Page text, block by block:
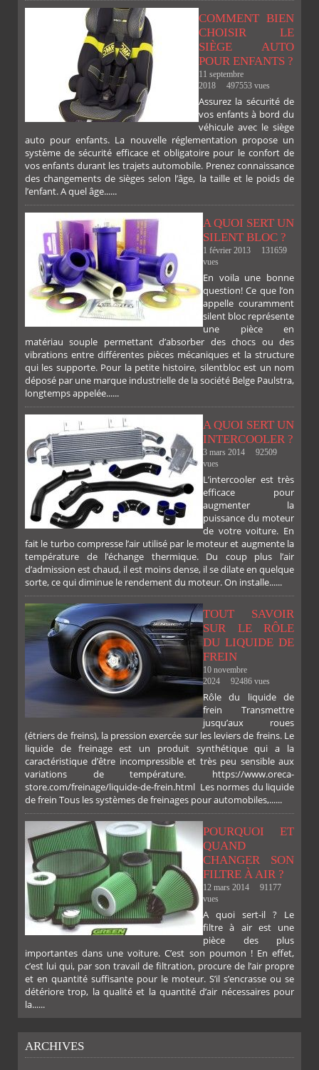
FACEBOOKTWITTERGOOGLEPINTEREST
PLUS
COMMENT BIEN
CHOISIR LE
SIÈGE AUTO
POUR ENFANTS ?
11 septembre
2018
497553 vues
Assurez la sécurité de
vos enfants à bord du
véhicule avec le siège
auto pour enfants. La nouvelle réglementation propose un
système de sécurité efficace et obligatoire pour le confort de
vos enfants durant les trajets automobile. Prenez connaissance
des changements de sièges selon l’âge, la taille et le poids de
l’enfant. A quel âge......
A QUOI SERT UN
SILENT BLOC ?
1 février 2013
131659
vues
En voila une bonne
question! Ce que l’on
appelle couramment
silent bloc représente
une pièce en
matériau souple permettant d’absorber des chocs ou des
vibrations entre différentes pièces mécaniques et la structure
qui les supporte. Pour la petite histoire, silentbloc est un nom
déposé par une marque industrielle de la société Belge Paulstra,
longtemps appelée......
A QUOI SERT UN
INTERCOOLER ?
3 mars 2014
92509
vues
L’intercooler est très
efficace pour
augmenter la
puissance du moteur
de votre voiture. En
fait le turbo compresse l’air utilisé par le moteur et augmente la
température de l’échange thermique. Du coup plus l’air
d’admission est chaud, il est moins dense, il se dilate en quelque
sorte, ce qui diminue le rendement du moteur. On installe......
TOUT SAVOIR
SUR LE RÔLE
DU LIQUIDE DE
FREIN
10 novembre
2024
92486 vues
Rôle du liquide de
frein Transmettre
jusqu’aux roues
(étriers de freins), la pression exercée sur les leviers de freins. Le
liquide de freinage est un produit synthétique qui a la
caractéristique d’être incompressible et très peu sensible aux
variations de température. https://www.oreca-
store.com/freinage/liquide-de-frein.html Les normes du liquide
de frein Tous les systèmes de freinages pour automobiles,......
POURQUOI ET
QUAND
CHANGER SON
FILTRE À AIR ?
12 mars 2014
91177
vues
A quoi sert-il ? Le
filtre à air est une
pièce des plus
importantes dans une voiture. C’est son poumon ! En effet,
c’est lui qui, par son travail de filtration, procure de l’air propre
et en quantité suffisante pour le moteur. S’il s’encrasse ou se
détériore trop, la qualité et la quantité d’air nécessaires pour
la......
ARCHIVES